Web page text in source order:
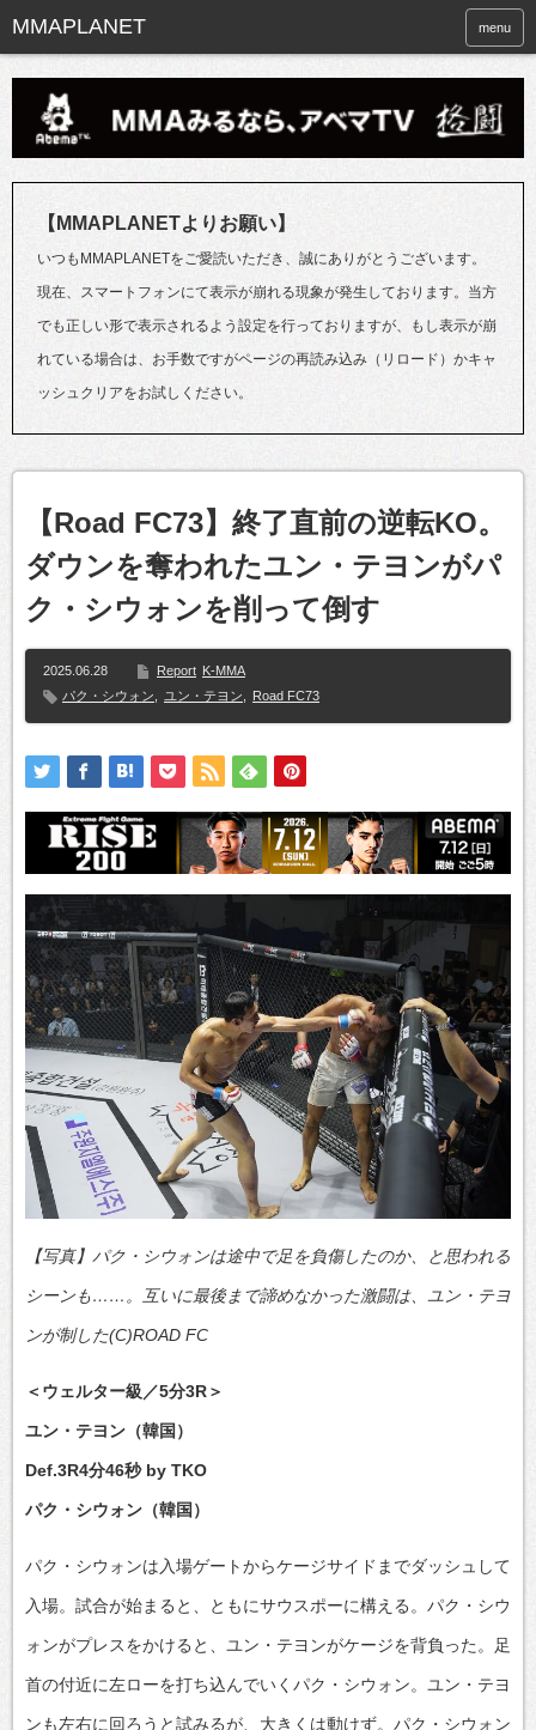
menu
【MMAPLANETよりお願い】
いつもMMAPLANETをご愛読いただき、誠にありがとうございます。
現在、スマートフォンにて表示が崩れる現象が発生しております。当方
でも正しい形で表示されるよう設定を行っておりますが、もし表示が崩
れている場合は、お手数ですがページの再読み込み（リロード）かキャ
ッシュクリアをお試しください。
【Road FC73】終了直前の逆転KO。
ダウンを奪われたユン・テヨンがパ
ク・シウォンを削って倒す
2025.06.28 Report K-MMA
パク・シウォン
ユン・テヨン Road FC73
【写真】パク・シウォンは途中で足を負傷したのか、と思われる
シーンも……。互いに最後まで諦めなかった激闘は、ユン・テヨ
ンが制した(C)ROAD FC
＜ウェルター級／5分3R＞
ユン・テヨン（韓国）
Def.3R4分46秒 by TKO
パク・シウォン（韓国）
パク・シウォンは入場ゲートからケージサイドまでダッシュして
入場。試合が始まると、ともにサウスポーに構える。パク・シウ
ォンがプレスをかけると、ユン・テヨンがケージを背負った。足
首の付近に左ローを打ち込んでいくパク・シウォン。ユン・テヨ
ンも左右に回ろうと試みるが、大きくは動けず。パク・シウォン